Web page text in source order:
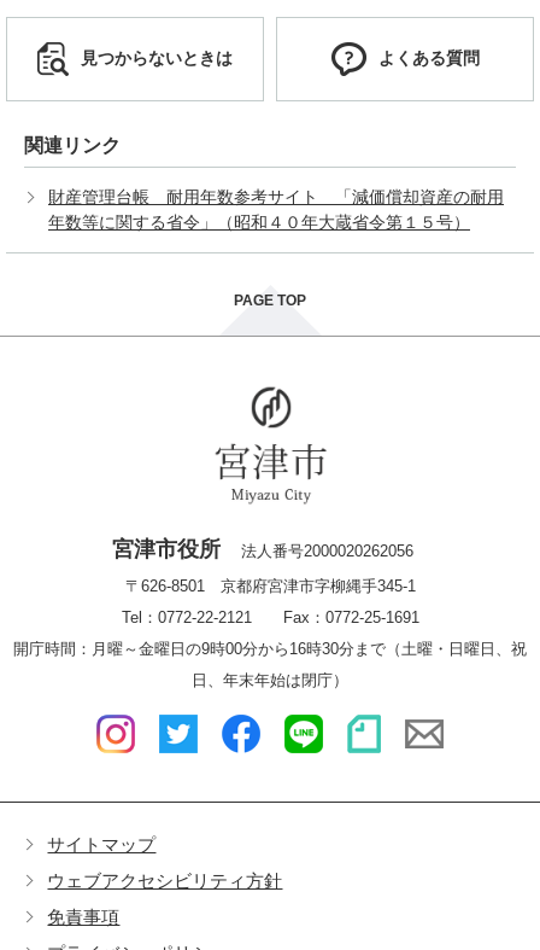
見つからないときは よくある質問
関連リンク
財産管理台帳 耐用年数参考サイト 「減価償却資産の耐用
年数等に関する省令」（昭和４０年大蔵省令第１５号）
PAGE TOP
サイトマップ
ウェブアクセシビリティ方針
免責事項
宮津市役所
法人番号2000020262056
〒626-8501 京都府宮津市字柳縄手345-1
Tel：0772-22-2121 Fax：0772-25-1691
開庁時間：月曜～金曜日の9時00分から16時30分まで（土曜・日曜日、祝
日、年末年始は閉庁）